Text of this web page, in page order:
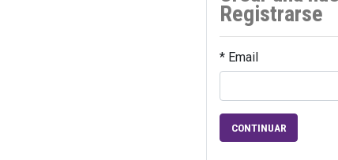
Registrarse
* Email
CONTINUAR